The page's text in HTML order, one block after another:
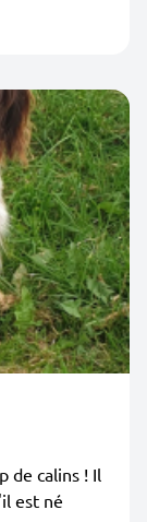
de calins ! Il
est né